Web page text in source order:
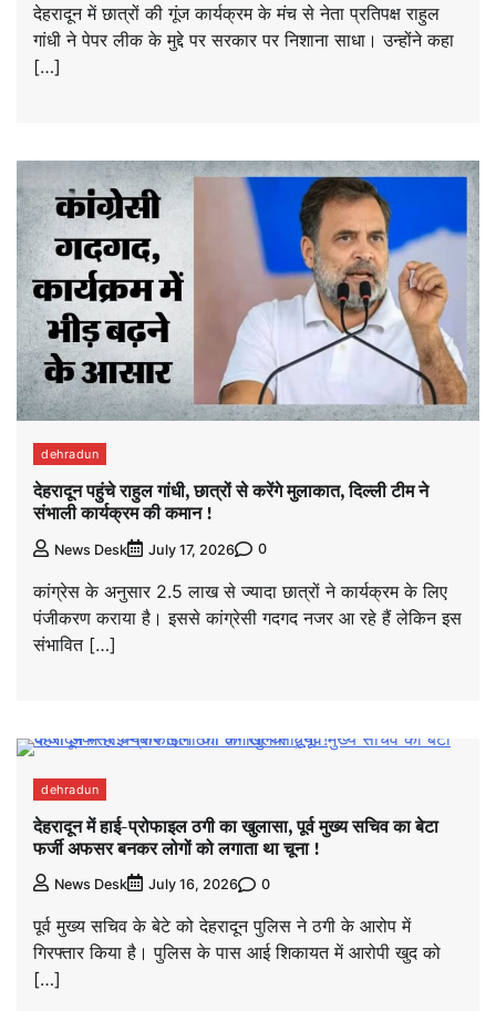
देहरादून में छात्रों की गूंज कार्यक्रम के मंच से नेता प्रतिपक्ष राहुल
गांधी ने पेपर लीक के मुद्दे पर सरकार पर निशाना साधा। उन्होंने कहा
[…]
dehradun
देहरादून पहुंचे राहुल गांधी, छात्रों से करेंगे मुलाकात, दिल्ली टीम ने
संभाली कार्यक्रम की कमान !
News Desk July 17, 2026 0
कांग्रेस के अनुसार 2.5 लाख से ज्यादा छात्रों ने कार्यक्रम के लिए
पंजीकरण कराया है। इससे कांग्रेसी गदगद नजर आ रहे हैं लेकिन इस
संभावित […]
dehradun
देहरादून में हाई-प्रोफाइल ठगी का खुलासा, पूर्व मुख्य सचिव का बेटा
फर्जी अफसर बनकर लोगों को लगाता था चूना !
News Desk July 16, 2026 0
पूर्व मुख्य सचिव के बेटे को देहरादून पुलिस ने ठगी के आरोप में
गिरफ्तार किया है। पुलिस के पास आई शिकायत में आरोपी खुद को
[…]